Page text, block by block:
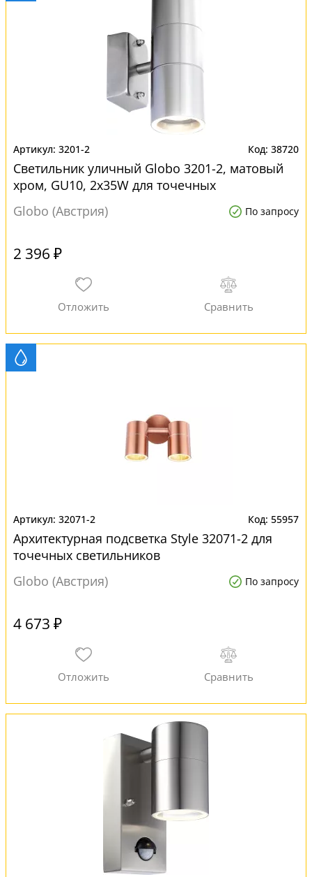
3201-2 38720
Светильник уличный Globo 3201-2, матовый
хром, GU10, 2x35W для точечных
светильников
Globo (Австрия) По запросу
2 396 ₽
32071-2 55957
Архитектурная подсветка Style 32071-2 для
точечных светильников
Globo (Австрия)
По запросу
4 673 ₽